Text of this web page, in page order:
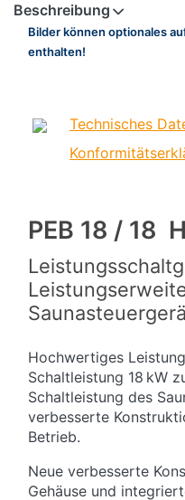
Beschreibung
Bilder können optionales
enthalten!
Technisches
PEB 18 / 18 H
Hochwertiges
Schaltleistung 18 kW
Schaltleistung des
verbesserte
Betrieb.
Neue verbesserte
Gehäuse und